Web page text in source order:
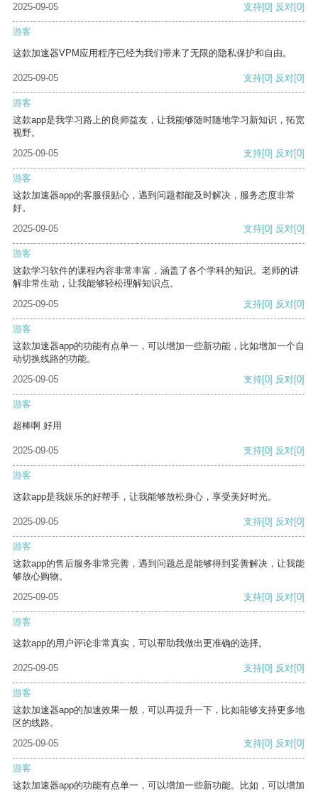
2025-09-05 支持[0] 反对[0]
游客
这款加速器VPM应用程序已经为我们带来了无限的隐私保护和自由。
2025-09-05 支持[0] 反对[0]
游客
这款app是我学习路上的良师益友，让我能够随时随地学习新知识，拓宽
视野。
2025-09-05
支持[0] 反对[0]
游客
这款加速器app的客服很贴心，遇到问题都能及时解决，服务态度非常
好。
2025-09-05
支持[0] 反对[0]
游客
这款学习软件的课程内容非常丰富，涵盖了各个学科的知识。老师的讲
解非常生动，让我能够轻松理解知识点。
2025-09-05
支持[0] 反对[0]
游客
这款加速器app的功能有点单一，可以增加一些新功能，比如增加一个自
动切换线路的功能。
2025-09-05
支持[0] 反对[0]
游客
超棒啊 好用
2025-09-05 支持[0] 反对[0]
游客
这款app是我娱乐的好帮手，让我能够放松身心，享受美好时光。
2025-09-05 支持[0] 反对[0]
游客
这款app的售后服务非常完善，遇到问题总是能够得到妥善解决，让我能
够放心购物。
2025-09-05
支持[0] 反对[0]
游客
这款app的用户评论非常真实，可以帮助我做出更准确的选择。
2025-09-05 支持[0] 反对[0]
游客
这款加速器app的加速效果一般，可以再提升一下，比如能够支持更多地
区的线路。
2025-09-05
支持[0] 反对[0]
游客
这款加速器app的功能有点单一，可以增加一些新功能。比如，可以增加